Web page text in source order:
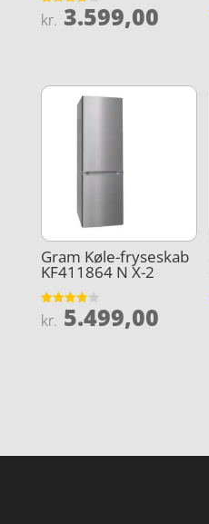
Vurderet
3.8
kr. 3.599,00
Gram Køle-fryseskab
KF411864 N X-2
Vurderet
3.9
kr. 5.499,00